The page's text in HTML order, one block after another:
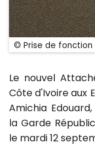
© Prise de
Le nouvel
Côte d'Ivoire aux
Amichia
la Garde
le mardi 12